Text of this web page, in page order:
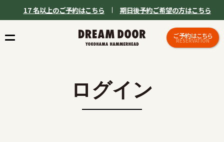
17 名以上のご予約はこちら 期日後予約ご希望の方はこちら
ご予約はこちら
RESERVATION
ログイン